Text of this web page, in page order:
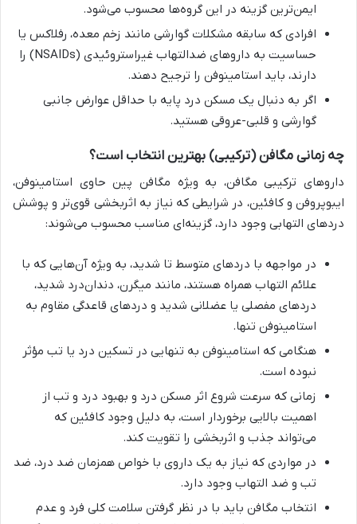
ایمن‌ترین گزینه در این گروه‌ها محسوب می‌شود.
افرادی که سابقه مشکلات گوارشی مانند زخم معده، رفلاکس یا
حساسیت به داروهای ضدالتهاب غیراستروئیدی (NSAIDs) را
دارند، باید استامینوفن را ترجیح دهند.
اگر به دنبال یک مسکن درد پایه با حداقل عوارض جانبی
گوارشی و قلبی-عروقی هستید.
چه زمانی مگافن (ترکیبی) بهترین انتخاب است؟
داروهای ترکیبی مگافن، به ویژه مگافن پین حاوی استامینوفن،
ایبوپروفن و کافئین، در شرایطی که نیاز به اثربخشی قوی‌تر و پوشش
دردهای التهابی وجود دارد، گزینه‌ای مناسب محسوب می‌شوند:
در مواجهه با دردهای متوسط تا شدید، به ویژه آن‌هایی که با
علائم التهاب همراه هستند، مانند میگرن، دندان‌درد شدید،
دردهای مفصلی یا عضلانی شدید و دردهای قاعدگی مقاوم به
استامینوفن تنها.
هنگامی که استامینوفن به تنهایی در تسکین درد یا تب مؤثر
نبوده است.
زمانی که سرعت شروع اثر مسکن درد و بهبود درد و تب از
اهمیت بالایی برخوردار است، به دلیل وجود کافئین که
می‌تواند جذب و اثربخشی را تقویت کند.
در مواردی که نیاز به یک داروی با خواص همزمان ضد درد، ضد
تب و ضد التهاب وجود دارد.
انتخاب مگافن باید با در نظر گرفتن سلامت کلی فرد و عدم